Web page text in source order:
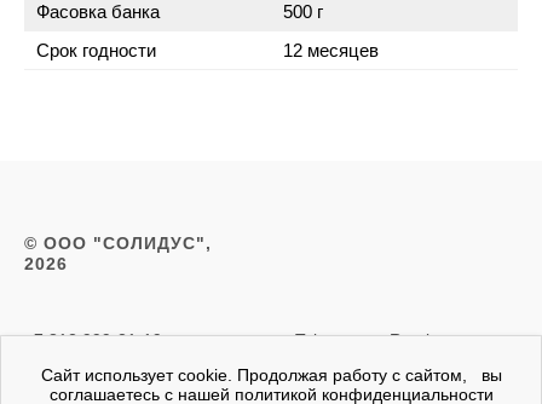
Фасовка банка
500 г
Срок годности
12 месяцев
© ООО "СОЛИДУС",
2026
+7 812 999-21-19
zakaz@slds.ru
Telegram
Rutube
Сайт использует cookie. Продолжая работу с сайтом, вы
соглашаетесь с нашей политикой конфиденциальности